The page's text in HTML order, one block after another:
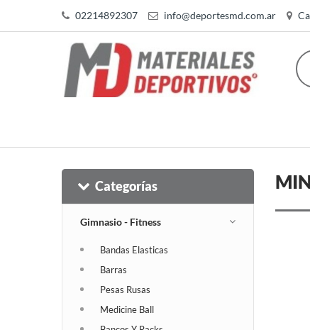
02214892307 info@deportesmd.com.ar
Categorías
Gimnasio - Fitness
Bandas Elasticas
Barras
Pesas Rusas
Medicine Ball